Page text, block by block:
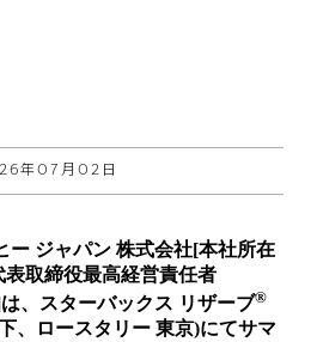
年07月02日
ー ジャパン 株式会社[本社所在
取締役最高経営責任者
、スターバックス リザーブ®
、ロースタリー 東京)にてサマ